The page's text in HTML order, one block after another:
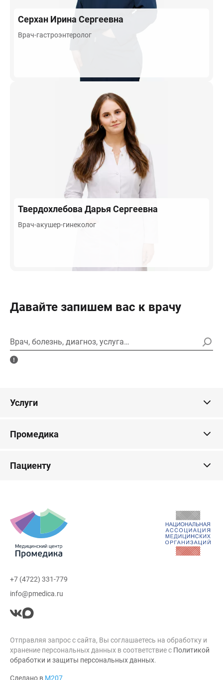
Серхан Ирина Сергеевна
Врач-гастроэнтеролог
Твердохлебова Дарья Сергеевна
Врач-акушер-гинеколог
Давайте запишем вас к врачу
Врач, болезнь, диагноз, услуга…
Услуги
Промедика
Пациенту
+7 (4722) 331-779
info@pmedica.ru
Отправляя запрос с сайта, Вы соглашаетесь на обработку и
хранение персональных данных в соответствие с Политикой
обработки и защиты персональных данных.
Сделано в М207